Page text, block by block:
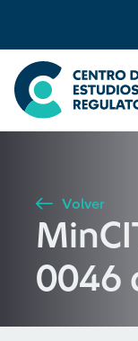
Seleccione país
Buscar
Volver
0046